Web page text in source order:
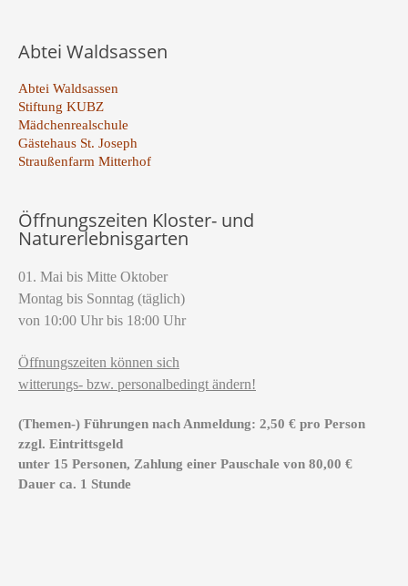
Abtei Waldsassen
Abtei Waldsassen
Stiftung KUBZ
Mädchenrealschule
Gästehaus St. Joseph
Straußenfarm Mitterhof
Öffnungszeiten Kloster- und
Naturerlebnisgarten
01. Mai bis Mitte Oktober
Montag bis Sonntag (täglich)
von 10:00 Uhr bis 18:00 Uhr
Öffnungszeiten können sich
witterungs- bzw. personalbedingt ändern!
(Themen-) Führungen nach Anmeldung: 2,50 € pro Person
zzgl. Eintrittsgeld
unter 15 Personen, Zahlung einer Pauschale von 80,00 €
Dauer ca. 1 Stunde